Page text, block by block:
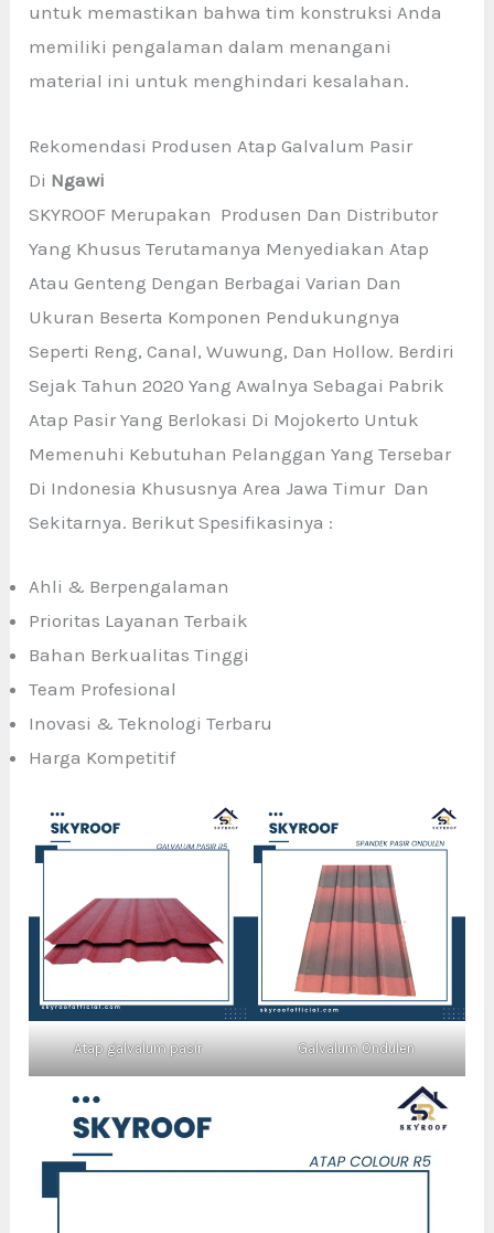
untuk memastikan bahwa tim konstruksi Anda
memiliki pengalaman dalam menangani
material ini untuk menghindari kesalahan.
Rekomendasi Produsen Atap Galvalum Pasir
Di Ngawi
SKYROOF Merupakan Produsen Dan Distributor
Yang Khusus Terutamanya Menyediakan Atap
Atau Genteng Dengan Berbagai Varian Dan
Ukuran Beserta Komponen Pendukungnya
Seperti Reng, Canal, Wuwung, Dan Hollow. Berdiri
Sejak Tahun 2020 Yang Awalnya Sebagai Pabrik
Atap Pasir Yang Berlokasi Di Mojokerto Untuk
Memenuhi Kebutuhan Pelanggan Yang Tersebar
Di Indonesia Khususnya Area Jawa Timur Dan
Sekitarnya. Berikut Spesifikasinya :
Ahli & Berpengalaman
Prioritas Layanan Terbaik
Bahan Berkualitas Tinggi
Team Profesional
Inovasi & Teknologi Terbaru
Harga Kompetitif
Atap galvalum pasir Galvalum Ondulen